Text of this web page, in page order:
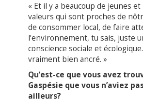
« Et il y a beaucoup de jeunes
valeurs qui sont proches de
de consommer local, de faire
l’environnement, tu sais, juste
conscience sociale et écologique.
vraiment bien ancré. »
Qu’est-ce que vous avez
Gaspésie que vous n’aviez
ailleurs?